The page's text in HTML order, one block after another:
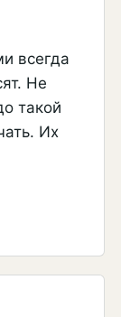
всегда
Не
такой
Их